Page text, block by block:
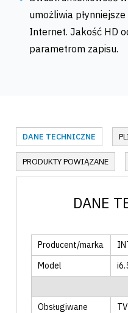
umożliwia
Internet. Jakość HD
parametrom zapisu.
DANE TECHNICZNE
PRODUKTY POWIĄZANE
DANE
Producent/marka
Model
Obsługiwane